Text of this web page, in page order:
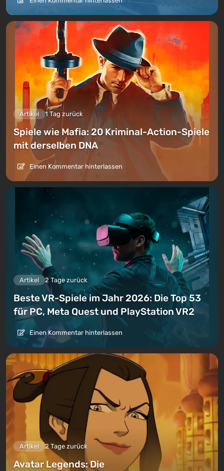
Artikel 1 Tag zurück
Spiele wie Mafia: 20 Kriminal-Action-Spiele
mit derselben DNA
Einen Kommentar hinterlassen
Artikel 2 Tage zurück
Beste VR-Spiele im Jahr 2026: Die Top 53
für PC, Meta Quest und PlayStation VR2
Einen Kommentar hinterlassen
Artikel 2 Tage zurück
Avatar Legends: Die